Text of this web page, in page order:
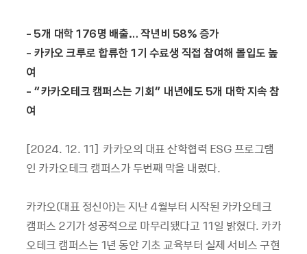
- 5개 대학 176명 배출… 작년비 58% 증가
- 카카오 크루로 합류한 1기 수료생 직접 참여해 몰입도 높
여
- “카카오테크 캠퍼스는 기회” 내년에도 5개 대학 지속 참
여
[2024. 12. 11] 카카오의 대표 산학협력 ESG 프로그램
인 카카오테크 캠퍼스가 두번째 막을 내렸다.
카카오(대표 정신아)는 지난 4월부터 시작된 카카오테크
캠퍼스 2기가 성공적으로 마무리됐다고 11일 밝혔다. 카카
오테크 캠퍼스는 1년 동안 기초 교육부터 실제 서비스 구현